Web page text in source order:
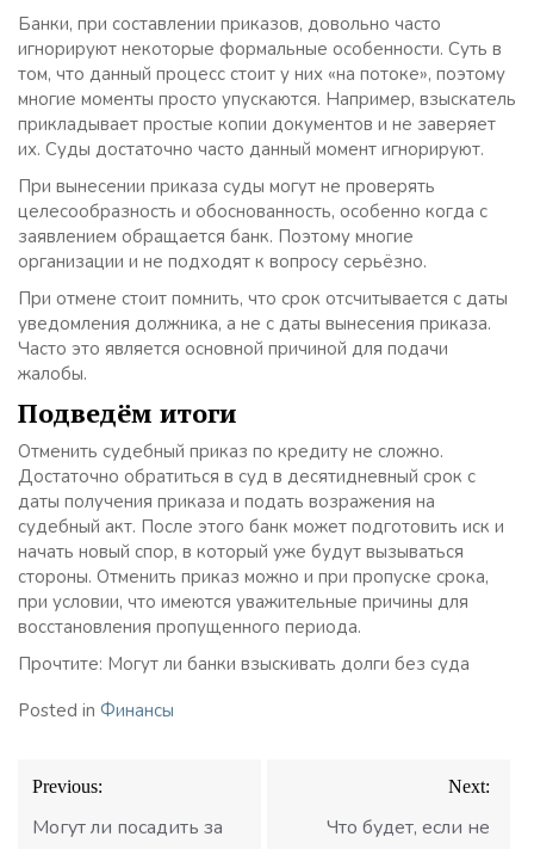
Банки, при составлении приказов, довольно часто
игнорируют некоторые формальные особенности. Суть в
том, что данный процесс стоит у них «на потоке», поэтому
многие моменты просто упускаются. Например, взыскатель
прикладывает простые копии документов и не заверяет
их. Суды достаточно часто данный момент игнорируют.
При вынесении приказа суды могут не проверять
целесообразность и обоснованность, особенно когда с
заявлением обращается банк. Поэтому многие
организации и не подходят к вопросу серьёзно.
При отмене стоит помнить, что срок отсчитывается с даты
уведомления должника, а не с даты вынесения приказа.
Часто это является основной причиной для подачи
жалобы.
Подведём итоги
Отменить судебный приказ по кредиту не сложно.
Достаточно обратиться в суд в десятидневный срок с
даты получения приказа и подать возражения на
судебный акт. После этого банк может подготовить иск и
начать новый спор, в который уже будут вызываться
стороны. Отменить приказ можно и при пропуске срока,
при условии, что имеются уважительные причины для
восстановления пропущенного периода.
Прочтите: Могут ли банки взыскивать долги без суда
Posted in Финансы
Навигация
по
записям
Previous:
Могут ли посадить за
Next:
Что будет, если не